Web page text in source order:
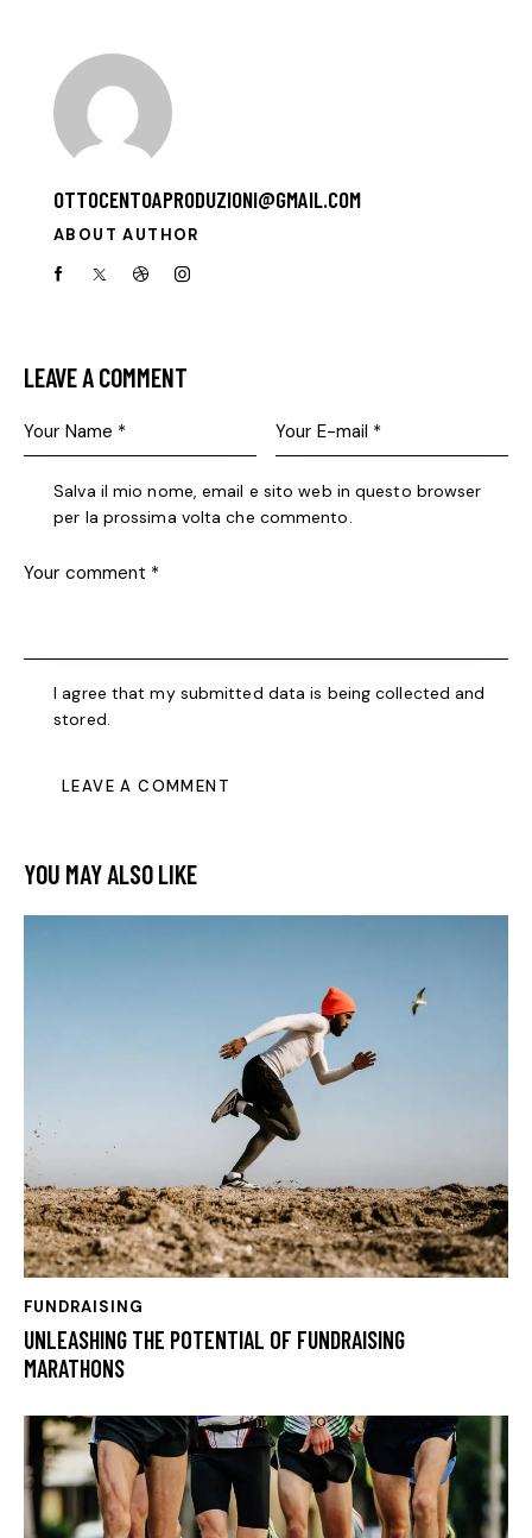
OTTOCENTOAPRODUZIONI@GMAIL.COM
ABOUT AUTHOR
facebook-
twitter-dribble-instagram
LEAVE A COMMENT
Salva il mio nome, email e sito web in questo browser
per la prossima volta che commento.
I agree that my submitted data is being collected and
stored.
YOU MAY ALSO LIKE
FUNDRAISING
UNLEASHING THE POTENTIAL OF FUNDRAISING
MARATHONS